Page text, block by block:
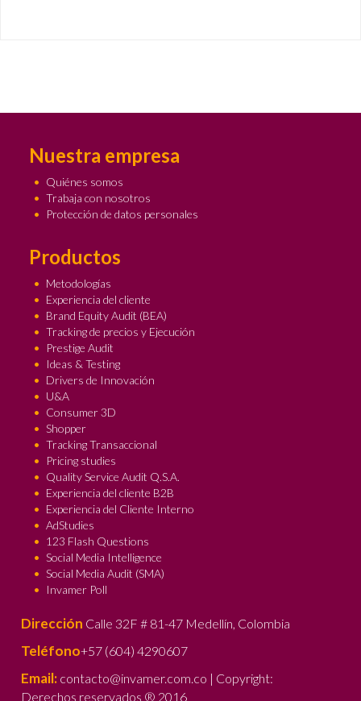
Nuestra empresa
Quiénes somos
Trabaja con nosotros
Protección de datos personales
Productos
Metodologías
Experiencia del cliente
Brand Equity Audit (BEA)
Tracking de precios y Ejecución
Prestige Audit
Ideas & Testing
Drivers de Innovación
U&A
Consumer 3D
Shopper
Tracking Transaccional
Pricing studies
Quality Service Audit Q.S.A.
Experiencia del cliente B2B
Experiencia del Cliente Interno
AdStudies
123 Flash Questions
Social Media Intelligence
Social Media Audit (SMA)
Invamer Poll
Dirección Calle 32F # 81-47 Medellín, Colombia
Teléfono+57 (604) 4290607
Email: contacto@invamer.com.co | Copyright:
Derechos reservados ® 2016